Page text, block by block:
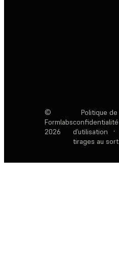
©
Formlabs
2026
Politique de
confidentialité
d’utilisation
·
tirages au sort